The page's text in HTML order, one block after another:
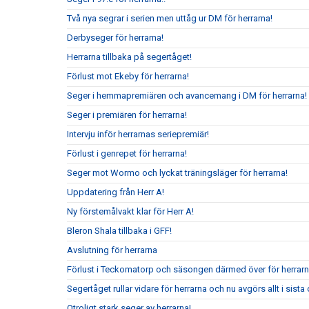
Två nya segrar i serien men uttåg ur DM för herrarna!
Derbyseger för herrarna!
Herrarna tillbaka på segertåget!
Förlust mot Ekeby för herrarna!
Seger i hemmapremiären och avancemang i DM för herrarna!
Seger i premiären för herrarna!
Intervju inför herrarnas seriepremiär!
Förlust i genrepet för herrarna!
Seger mot Wormo och lyckat träningsläger för herrarna!
Uppdatering från Herr A!
Ny förstemålvakt klar för Herr A!
Bleron Shala tillbaka i GFF!
Avslutning för herrarna
Förlust i Teckomatorp och säsongen därmed över för
Segertåget rullar vidare för herrarna och nu avgörs allt i sista